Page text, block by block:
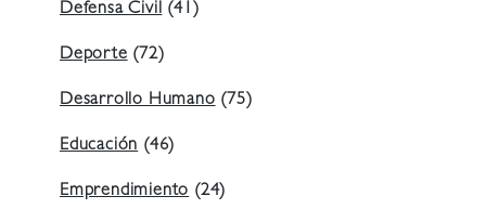
Defensa Civil(41)
Deporte(72)
Desarrollo Humano(75)
Educación(46)
Emprendimiento(24)